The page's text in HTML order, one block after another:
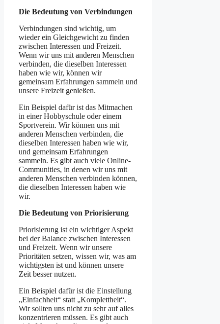
Die Bedeutung von Verbindungen
Verbindungen sind wichtig, um
wieder ein Gleichgewicht zu finden
zwischen Interessen und Freizeit.
Wenn wir uns mit anderen Menschen
verbinden, die dieselben Interessen
haben wie wir, können wir
gemeinsam Erfahrungen sammeln und
unsere Freizeit genießen.
Ein Beispiel dafür ist das Mitmachen
in einer Hobbyschule oder einem
Sportverein. Wir können uns mit
anderen Menschen verbinden, die
dieselben Interessen haben wie wir,
und gemeinsam Erfahrungen
sammeln. Es gibt auch viele Online-
Communities, in denen wir uns mit
anderen Menschen verbinden können,
die dieselben Interessen haben wie
wir.
Die Bedeutung von Priorisierung
Priorisierung ist ein wichtiger Aspekt
bei der Balance zwischen Interessen
und Freizeit. Wenn wir unsere
Prioritäten setzen, wissen wir, was am
wichtigsten ist und können unsere
Zeit besser nutzen.
Ein Beispiel dafür ist die Einstellung
„Einfachheit“ statt „Komplettheit“.
Wir sollten uns nicht zu sehr auf alles
konzentrieren müssen. Es gibt auch